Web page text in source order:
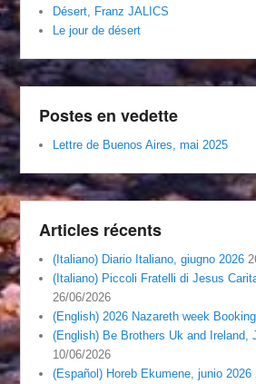
Désert, Franz JALICS
Le jour de désert
Postes en vedette
Lettre de Buenos Aires, mai 2025
Articles récents
(Italiano) Diario Italiano, giugno 2026
(Italiano) Piccoli Fratelli di Jesus
26/06/2026
(English) 2026 Nazareth week
(English) Be Brothers Uk and Ireland,
10/06/2026
(Español) Horeb Ekumene, junio 2026